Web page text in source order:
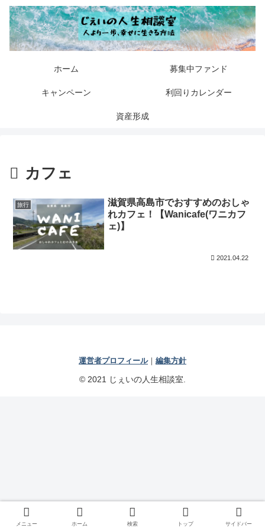
ホーム 募集中ファンド
キャンペーン 利回りカレンダー
資産形成
カフェ
旅行
滋賀県高島市でおすすめのおしゃ
れカフェ！【Wanicafe(ワニカフ
ェ)】
2021.04.22
運営者プロフィール｜ 編集方針
© 2021 じぇいの人生相談室.
メニュー ホーム 検索 トップ サイドバー